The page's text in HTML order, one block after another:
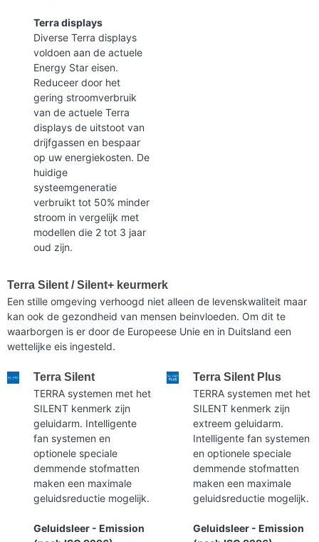
Terra displays
Diverse Terra displays
voldoen aan de actuele
Energy Star eisen.
Reduceer door het
gering stroomverbruik
van de actuele Terra
displays de uitstoot van
drijfgassen en bespaar
op uw energiekosten. De
huidige
systeemgeneratie
verbruikt tot 50% minder
stroom in vergelijk met
modellen die 2 tot 3 jaar
oud zijn.
Terra Silent / Silent+ keurmerk
Een stille omgeving verhoogd niet alleen de levenskwaliteit maar
kan ook de gezondheid van mensen beinvloeden. Om dit te
waarborgen is er door de Europeese Unie en in Duitsland een
wettelijke eis ingesteld.
Terra Silent
TERRA systemen met het
SILENT kenmerk zijn
geluidarm. Intelligente
fan systemen en
optionele speciale
demmende stofmatten
maken een maximale
geluidsreductie mogelijk.
Geluidsleer - Emission
Terra Silent Plus
TERRA systemen met het
SILENT kenmerk zijn
extreem geluidarm.
Intelligente fan systemen
en optionele speciale
demmende stofmatten
maken een maximale
geluidsreductie mogelijk.
Geluidsleer - Emission